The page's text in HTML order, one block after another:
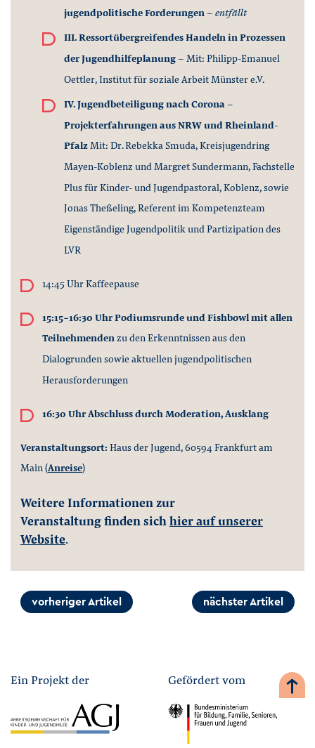
jugendpolitische Forderungen – entfällt
III. Ressortübergreifendes Handeln in Prozessen
der Jugendhilfeplanung – Mit: Philipp-Emanuel
Oettler, Institut für soziale Arbeit Münster e.V.
IV. Jugendbeteiligung nach Corona –
Projekterfahrungen aus NRW und Rheinland-
PfalzMit: Dr. Rebekka Smuda, Kreisjugendring
Mayen-Koblenz und Margret Sundermann, Fachstelle
Plus für Kinder- und Jugendpastoral, Koblenz, sowie
Jonas Theßeling, Referent im Kompetenzteam
Eigenständige Jugendpolitik und Partizipation des
LVR
14:45 Uhr Kaffeepause
15:15-16:30 Uhr Podiumsrunde und Fishbowl mit allen
Teilnehmendenzu den Erkenntnissen aus den
Dialogrunden sowie aktuellen jugendpolitischen
Herausforderungen
16:30 Uhr Abschluss durch Moderation, Ausklang
Veranstaltungsort: Haus der Jugend,60594 Frankfurt am
Main(Anreise)
Weitere Informationen zur
Veranstaltung finden sichhier auf unserer
Website.
vorheriger Artikel nächster Artikel
Ein Projekt der Gefördert vom